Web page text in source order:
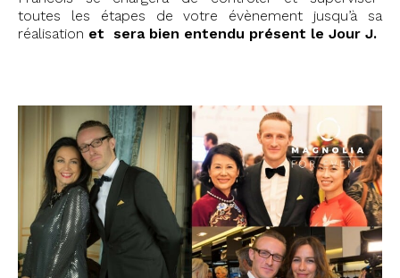
toutes les étapes de votre évènement jusqu’à sa
réalisation et sera bien entendu présent le Jour J.